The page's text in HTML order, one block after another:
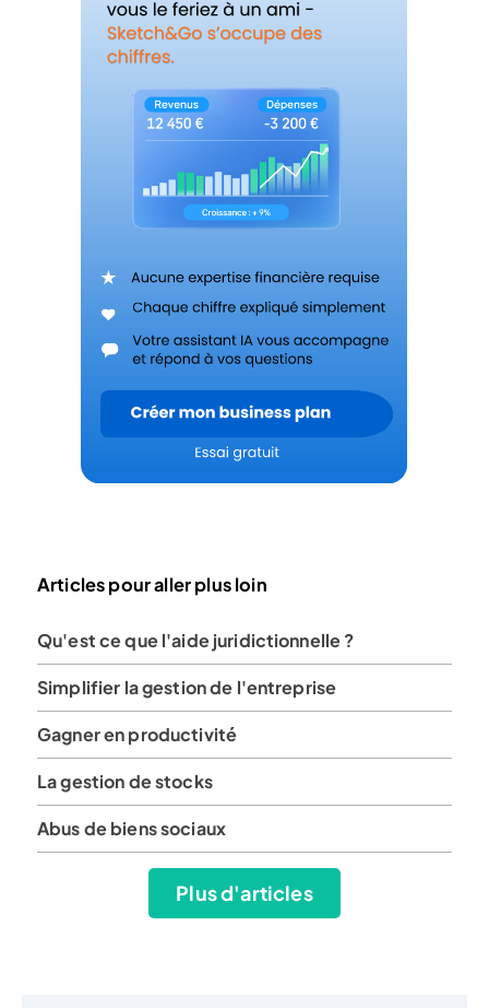
Articles pour aller plus loin
Qu'est ce que l'aide juridictionnelle ?
Simplifier la gestion de l'entreprise
Gagner en productivité
La gestion de stocks
Abus de biens sociaux
Plus d'articles